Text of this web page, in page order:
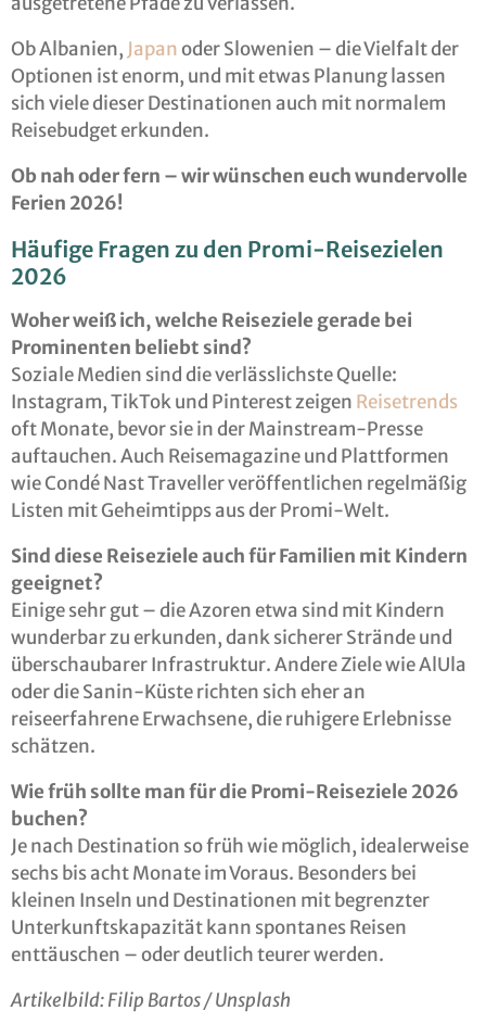
Ob Albanien, Japan oder Slowenien – die Vielfalt der
Optionen ist enorm, und mit etwas Planung lassen
sich viele dieser Destinationen auch mit normalem
Reisebudget erkunden.
Ob nah oder fern – wir wünschen euch wundervolle
Ferien 2026!
Häufige Fragen zu den Promi-Reisezielen
2026
Woher weiß ich, welche Reiseziele gerade bei
Prominenten beliebt sind?
Soziale Medien sind die verlässlichste Quelle:
Instagram, TikTok und Pinterest zeigen Reisetrends
oft Monate, bevor sie in der Mainstream-Presse
auftauchen. Auch Reisemagazine und Plattformen
wie Condé Nast Traveller veröffentlichen regelmäßig
Listen mit Geheimtipps aus der Promi-Welt.
Sind diese Reiseziele auch für Familien mit Kindern
geeignet?
Einige sehr gut – die Azoren etwa sind mit Kindern
wunderbar zu erkunden, dank sicherer Strände und
überschaubarer Infrastruktur. Andere Ziele wie AlUla
oder die Sanin-Küste richten sich eher an
reiseerfahrene Erwachsene, die ruhigere Erlebnisse
schätzen.
Wie früh sollte man für die Promi-Reiseziele 2026
buchen?
Je nach Destination so früh wie möglich, idealerweise
sechs bis acht Monate im Voraus. Besonders bei
kleinen Inseln und Destinationen mit begrenzter
Unterkunftskapazität kann spontanes Reisen
enttäuschen – oder deutlich teurer werden.
Artikelbild: Filip Bartos / Unsplash